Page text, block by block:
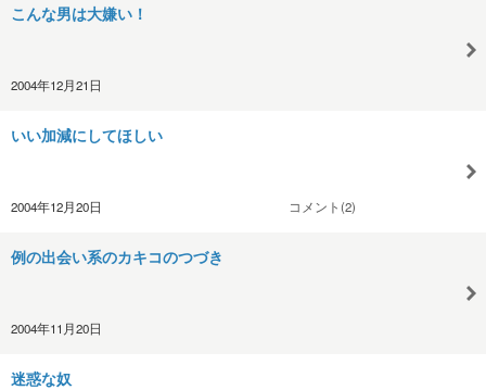
こんな男は大嫌い！
2004年12月21日
いい加減にしてほしい
2004年12月20日 コメント(2)
例の出会い系のカキコのつづき
2004年11月20日
迷惑な奴